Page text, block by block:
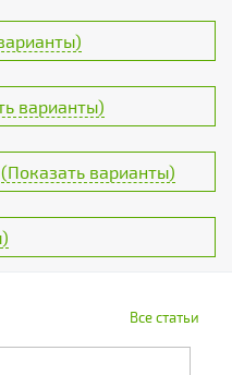
варианты)
(Показать варианты)
Все статьи